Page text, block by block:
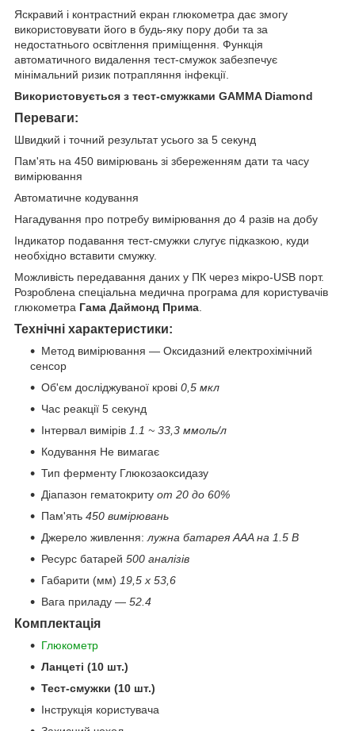
Яскравий і контрастний екран глюкометра дає змогу
використовувати його в будь-яку пору доби та за
недостатнього освітлення приміщення. Функція
автоматичного видалення тест-смужок забезпечує
мінімальний ризик потрапляння інфекції.
Використовується з тест-смужками GAMMA Diamond
Переваги:
Швидкий і точний результат усього за 5 секунд
Пам'ять на 450 вимірювань зі збереженням дати та часу
вимірювання
Автоматичне кодування
Нагадування про потребу вимірювання до 4 разів на добу
Індикатор подавання тест-смужки слугує підказкою, куди
необхідно вставити смужку.
Можливість передавання даних у ПК через мікро-USB порт.
Розроблена спеціальна медична програма для користувачів
глюкометра Гама Даймонд Прима
Технічні характеристики:
Метод вимірювання — Оксидазний електрохімічний
сенсор
Об'єм досліджуваної крові 0,5 мкл
Час реакції 5 секунд
Інтервал вимірів 1.1 ~ 33,3 ммоль/л
Кодування Не вимагає
Тип ферменту Глюкозаоксидазу
Діапазон гематокриту от 20 до 60%
Пам'ять 450 вимірювань
Джерело живлення: лужна батарея AAA на 1.5 В
Ресурс батарей 500 аналізів
Габарити (мм) 19,5 x 53,6
Вага приладу — 52.4
Комплектація
Глюкометр
Ланцеті (10 шт.)
Тест-смужки (10 шт.)
Інструкція користувача